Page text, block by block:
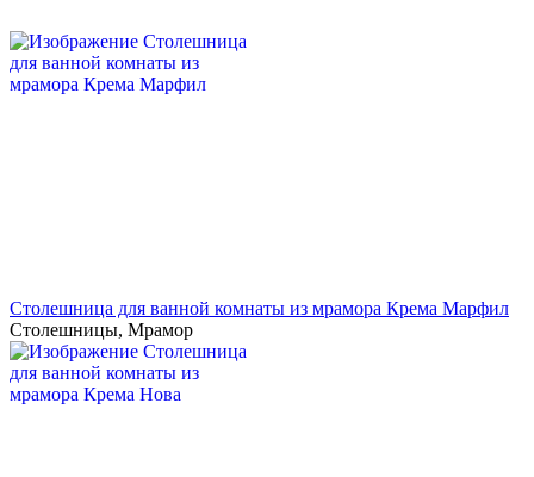
Столешница для ванной комнаты из мрамора Крема Марфил
Столешницы, Мрамор